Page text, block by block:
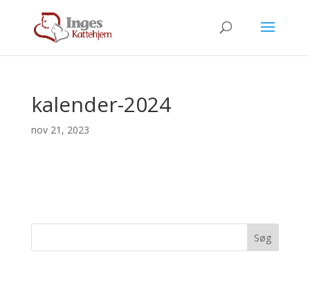
kalender-2024
nov 21, 2023